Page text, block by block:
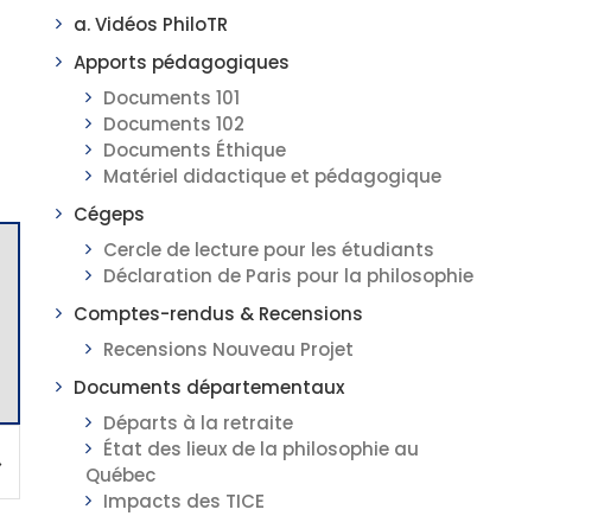
a. Vidéos PhiloTR
Apports pédagogiques
Documents 101
Documents 102
Documents Éthique
Matériel didactique et pédagogique
Cégeps
Cercle de lecture pour les étudiants
Déclaration de Paris pour la philosophie
Comptes-rendus & Recensions
Recensions Nouveau Projet
Documents départementaux
Départs à la retraite
État des lieux de la philosophie au
Québec
Impacts des TICE